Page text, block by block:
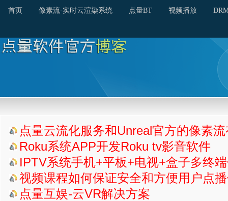
首页 像素流-实时云渲染系统 点量BT 视频播放
点量云流化服务和Unreal官方的像素
Roku系统APP开发Roku tv影音软件
IPTV系统手机+平板+电视+盒子多终
视频课程如何保证安全和方便用户点
点量互娱-云VR解决方案